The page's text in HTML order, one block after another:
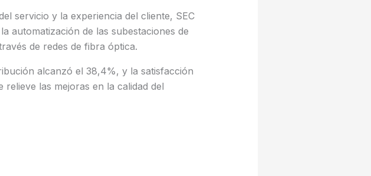
servicio y la experiencia del cliente, SEC
automatización de las subestaciones de
de redes de fibra óptica.
alcanzó el 38,4%, y la satisfacción
las mejoras en la calidad del